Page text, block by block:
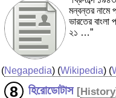
মন্বন্তর নামে
ভারতের বাংলা
২১ …”
(Negapedia) (Wikipedia) (
হিরোডোটাস [History